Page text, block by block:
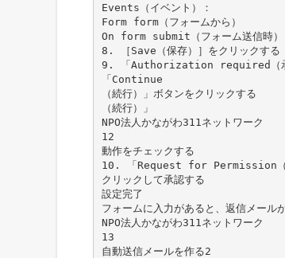
Events（イベント）：
Form form（フォームから）
On form submit（フォーム送信時）
8. ［Save（保存）］をクリックする
9. 「Authorization required（承認
「Continue
（続行）」ボタンをクリックする
（続行）」
NPO法人かながわ311ネットワーク
12
動作をチェックする
10. 「Request for Permission（許
クリックして承認する
設定完了
フォームに入力があると、返信メール
NPO法人かながわ311ネットワーク
13
自動送信メールを作る2